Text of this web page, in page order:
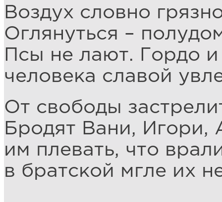
Воздух словно
Оглянуться –
Псы не лают. Гордо
человека славой
От свободы
Бродят Вани, Игори,
им плевать, что
в братской мгле их